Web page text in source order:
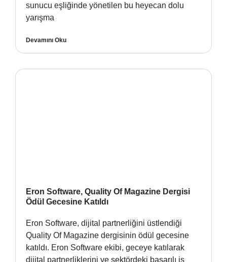
sunucu eşliğinde yönetilen bu heyecan dolu
yarışma
Devamını Oku
Eron Software, Quality Of Magazine Dergisi
Ödül Gecesine Katıldı
Eron Software, dijital partnerliğini üstlendiği
Quality Of Magazine dergisinin ödül gecesine
katıldı. Eron Software ekibi, geceye katılarak
dijital partnerliklerini ve sektördeki başarılı iş